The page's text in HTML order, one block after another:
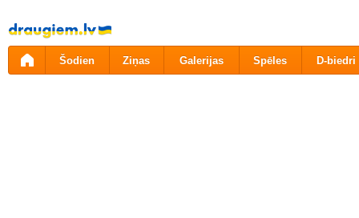
Pāriet
uz
saturu
Šodien Ziņas Galerijas Spēles D-biedri